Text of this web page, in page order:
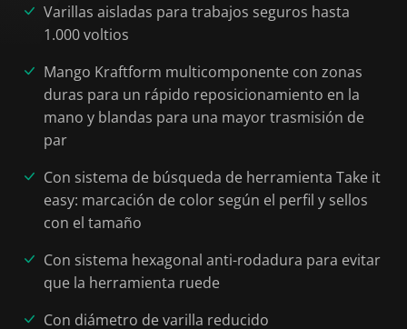
Varillas aisladas para trabajos seguros hasta
1.000 voltios
Mango Kraftform multicomponente con zonas
duras para un rápido reposicionamiento en la
mano y blandas para una mayor trasmisión de
par
Con sistema de búsqueda de herramienta Take it
easy: marcación de color según el perfil y sellos
con el tamaño
Con sistema hexagonal anti-rodadura para evitar
que la herramienta ruede
Con diámetro de varilla reducido